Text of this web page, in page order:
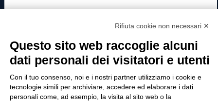
Chiudi
Tinexta Visura SpA
Società con Socio Unico
Società soggetta alla direzione e coordinamento
P.IVA 05338771008 REA n. 877679
Rifiuta cookie non necessari ✕
Questo sito web raccoglie alcuni
dati personali dei visitatori e utenti
Con il tuo consenso, noi e i nostri partner utilizziamo i cookie e
tecnologie simili per archiviare, accedere ed elaborare i dati
personali come, ad esempio, la visita al sito web o la